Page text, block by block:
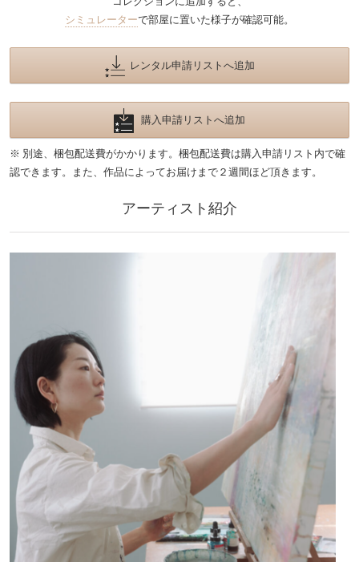
シミュレーターで部屋に置いた様子が確認可能。
レンタル申請リストへ追加
購入申請リストへ追加
※ 別途、梱包配送費がかかります。梱包配送費は購入申請リスト内で確
認できます。また、作品によってお届けまで２週間ほど頂きます。
アーティスト紹介